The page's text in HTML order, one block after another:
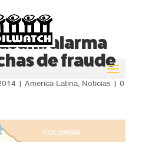
alarma
de fraude
| America Latina, Noticias| 0